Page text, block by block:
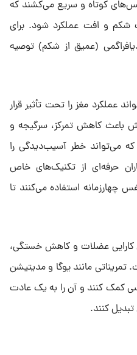
کوتاه و سریع می‌کشند که
شکم و افت عملکرد شود. برای
(عمیق از شکم) توصیه
عملکرد مغز را تحت تأثیر قرار
باعث کاهش تمرکز، سرگیجه و
می‌تواند خطر آسیب‌دیدگی را
حرفه‌ای از تکنیک‌های خاص
چهارزمانه استفاده می‌کنند تا
کارایی عضلات و کاهش خستگی،
مانند یوگا و مدیتیشن
کمک کنند و آن را به یک عادت
کنند.